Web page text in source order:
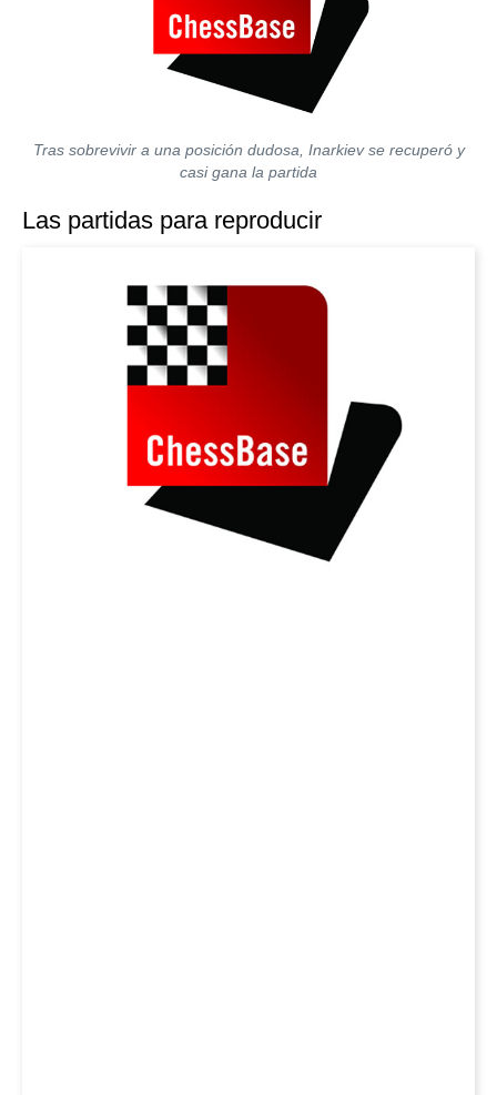
Tras sobrevivir a una posición dudosa, Inarkiev se recuperó y
casi gana la partida
Las partidas para reproducir